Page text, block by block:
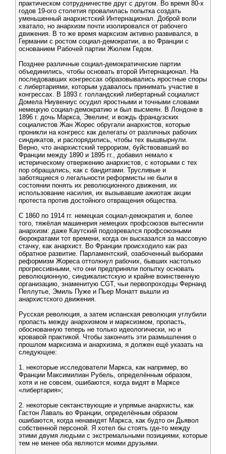
практическом сотрудничестве друг с другом. Во время 80-х
годов 19-ого столетия провалилась попытка создать
уменьшенный анархистский Интернационал. Доброй воли
хватало, но анархизм почти изолировался от рабочего
движения. В то же время марксизм активно развивался, в
Германии с ростом социал-демократии, а во Франции с
основанием Рабочей партии Жюлем Гедом.
Позднее различные социал-демократические партии
объединились, чтобы основать второй Интернационал. На
последовавших конгрессах образовывались яростные споры
с либертариями, которым удавалось принимать участие в
конгрессах. В 1893 г. голландский либертарный социалист
Домела Ниувениус осудил яростными и точными словами
немецкую социал-демократию и был высмеян. В Лондоне в
1896 г. дочь Маркса, Эвелинг, и вождь французских
социалистов Жан Жорес обругали анархистов, которые
проникли на конгресс как делегаты от различных рабочих
синдикатов, и распорядились, чтобы тех вышвырнули.
Верно, что анархистский терроризм, буйствовавший во
Франции между 1890 и 1895 гг., добавил немало к
истерическому отвержению анархистов, с которыми с тех
пор обращались, как с бандитами. Трусливые и
заботящиеся о легальности реформисты не были в
состоянии понять их революционного движения, их
использование насилия, их вызывавшие ажиотаж акции
протеста против достойного отвращения общества.
С 1860 по 1914 гг. немецкая социал-демократия и, более
того, тяжёлая машинерия немецких профсоюзов вытеснили
анархизм: даже Каутский подозревался профсоюзными
бюрократами тот времени, когда он высказался за массовую
стачку, как анархист. Во Франции происходило как раз
обратное развитие. Парламентский, озабоченный выборами
реформизм Жореса оттолкнул рабочих, бывших настолько
прогрессивными, что они предприняли попытку основать
революционную, синдикалистскую и крайне воинственную
организацию, знаменитую CGT, чьи первопроходцы Фернанд
Пеллутье, Эмиль Пуже и Пьер Монатт вышли из
анархистского движения.
Русская революция, а затем испанская революция углубили
пропасть между анархизмом и марксизмом, пропасть,
обоснованную теперь не только идеологически, но и
кровавой практикой. Чтобы закончить эти размышления о
прошлом марксизма и анархизма, я должен ещё указать на
следующее:
1. некоторые исследователи Маркса, как например, во
Франции Максимилиан Рубель, определённым образом,
хотя и не совсем, ошибаются, когда видят в Марксе
«либертария»;
2. некоторые сектанствующие и упрямые анархисты, как
Гастон Лаваль во Франции, определённым образом
ошибаются, когда ненавидят Маркса, как будто он Дьявол
собственной персоной. Я хотел бы стоять где-то между
этими двумя людьми с экстремальными позициями, которые
тем не менее оба являются моими друзьями.